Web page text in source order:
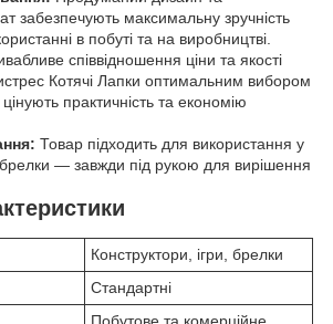
забезпечують максимальну зручність
в побуті та на виробництві.
співвідношення ціни та якості
Котячі Лапки оптимальним вибором
практичність та економію
Товар підходить для використання у
брелки — завжди під рукою для вирішення
Конструктори, ігри, брелки
Стандартні